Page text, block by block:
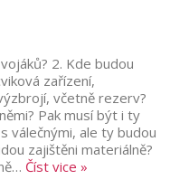
2. Kde budou
zařízení,
včetně rezerv?
Pak musí být i ty
válečnými, ale ty budou
zajištěni materiálně?
… Číst vice »